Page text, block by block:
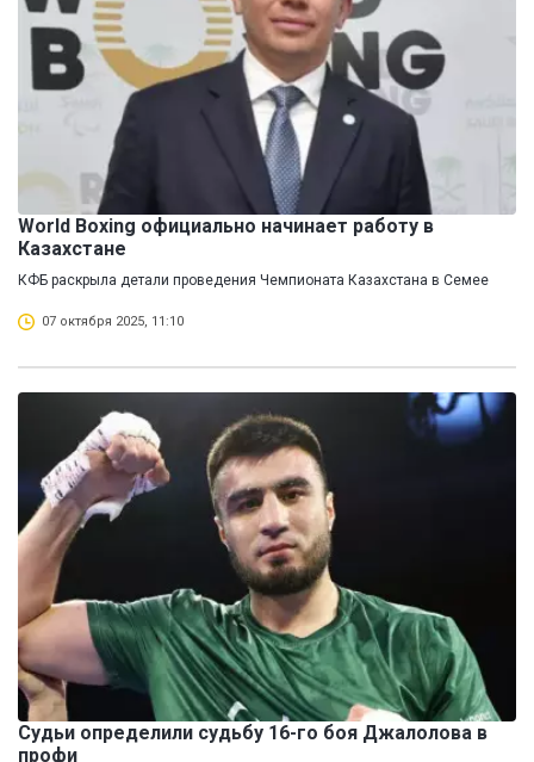
World Boxing официально начинает работу в
Казахстане
КФБ раскрыла детали проведения Чемпионата Казахстана в Семее
07 октября 2025, 11:10
Судьи определили судьбу 16-го боя Джалолова в
профи